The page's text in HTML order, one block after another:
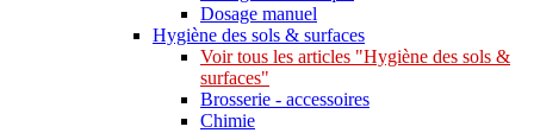
Dosage manuel
Hygiène des sols & surfaces
Voir tous les articles "Hygiène des sols &
surfaces"
Brosserie - accessoires
Chimie